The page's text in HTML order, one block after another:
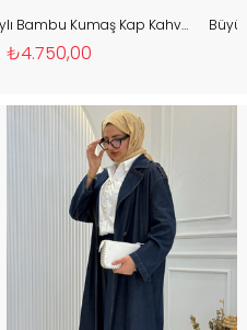
Büyük Beden Arkası Kat Detaylı Bambu Kumaş Kap Kahve OTW573
₺4.750,00